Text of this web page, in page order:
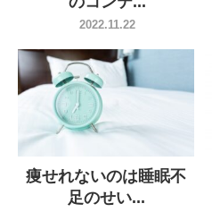
2022.11.22
痩せれないのは睡眠不
足のせい...